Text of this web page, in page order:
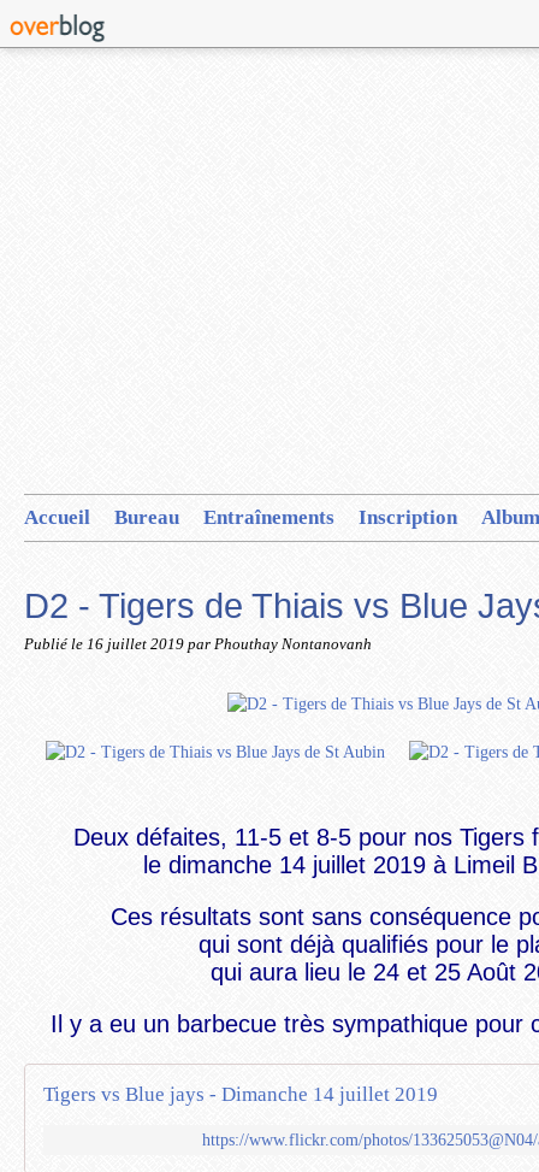
Accueil Bureau Entraînements Inscription
D2 - Tigers de Thiais vs Blue
Publié le 16 juillet 2019 par Phouthay Nontanovanh
Deux défaites, 11-5 et 8-5 pour nos Tigers
le dimanche 14 juillet 2019 à Limeil
Ces résultats sont sans conséquence
qui sont déjà qualifiés pour le
qui aura lieu le 24 et 25 Août
Il y a eu un barbecue très sympathique pour
Tigers vs Blue jays - Dimanche 14 juillet 2019
https://www.flickr.com/photos/